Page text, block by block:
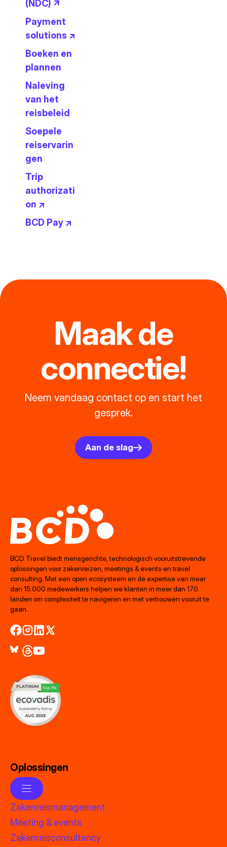
(NDC) ↗
Payment
solutions ↗
Boeken en
plannen
Naleving
van het
reisbeleid
Soepele
reiservarin
gen
Trip
authorizati
on ↗
BCD Pay ↗
Maak de
connectie!
Neem vandaag contact op en start het
gesprek.
Aan de slag
BCD Travel biedt mensgerichte, technologisch vooruitstrevende
oplossingen voor zakenreizen, meetings & events en travel
consulting. Met een open ecosysteem en de expertise van meer
dan 15.000 medewerkers helpen we klanten in meer dan 170
landen om complexiteit te navigeren en met vertrouwen vooruit te
gaan.
Oplossingen
Zakenreismanagement
Meeting & events
Zakenreisconsultancy